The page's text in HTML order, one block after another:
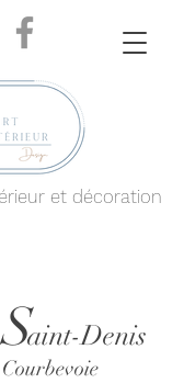
et décoration
Saint-Denis
Courbevoie